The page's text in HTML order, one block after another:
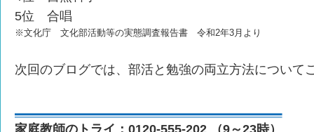
5位 合唱
※文化庁 文化部活動等の実態調査報告書 令和2年3月より
次回のブログでは、部活と勉強の両立方法について